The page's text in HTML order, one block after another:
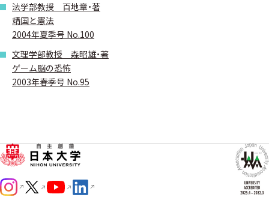
法学部教授 百地章・著
靖国と憲法
2004年夏季号 No.100
文理学部教授 森昭雄・著
ゲーム脳の恐怖
2003年春季号 No.95